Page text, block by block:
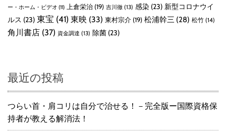
ー・ホーム・ビデオ (11) 上倉栄治 (19) 吉川徹 (13) 感染 (23) 新型コロナウイ
ルス (23) 東宝 (41) 東映 (33) 東村宗介 (19) 松浦幹三 (28) 松竹 (14)
角川書店 (37) 資金調達 (13) 除菌 (23)
最近の投稿
つらい首・肩コリは自分で治せる！－完全版ー国際資格保
持者が教える解消法！